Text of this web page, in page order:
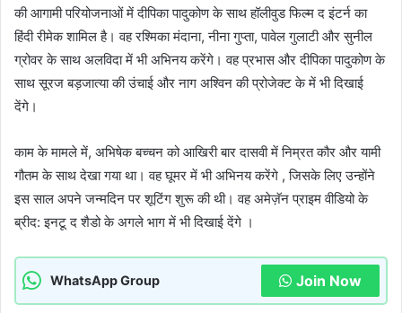
की आगामी परियोजनाओं में दीपिका पादुकोण के साथ हॉलीवुड फिल्म द इंटर्न का
हिंदी रीमेक शामिल है। वह रश्मिका मंदाना, नीना गुप्ता, पावेल गुलाटी और सुनील
ग्रोवर के साथ अलविदा में भी अभिनय करेंगे। वह प्रभास और दीपिका पादुकोण के
साथ सूरज बड़जात्या की उंचाई और नाग अश्विन की प्रोजेक्ट के में भी दिखाई
देंगे।
काम के मामले में, अभिषेक बच्चन को आखिरी बार दासवी में निम्रत कौर और यामी
गौतम के साथ देखा गया था। वह घूमर में भी अभिनय करेंगे , जिसके लिए उन्होंने
इस साल अपने जन्मदिन पर शूटिंग शुरू की थी। वह अमेज़ॅन प्राइम वीडियो के
ब्रीद: इनटू द शैडो के अगले भाग में भी दिखाई देंगे ।
WhatsApp Group Join Now